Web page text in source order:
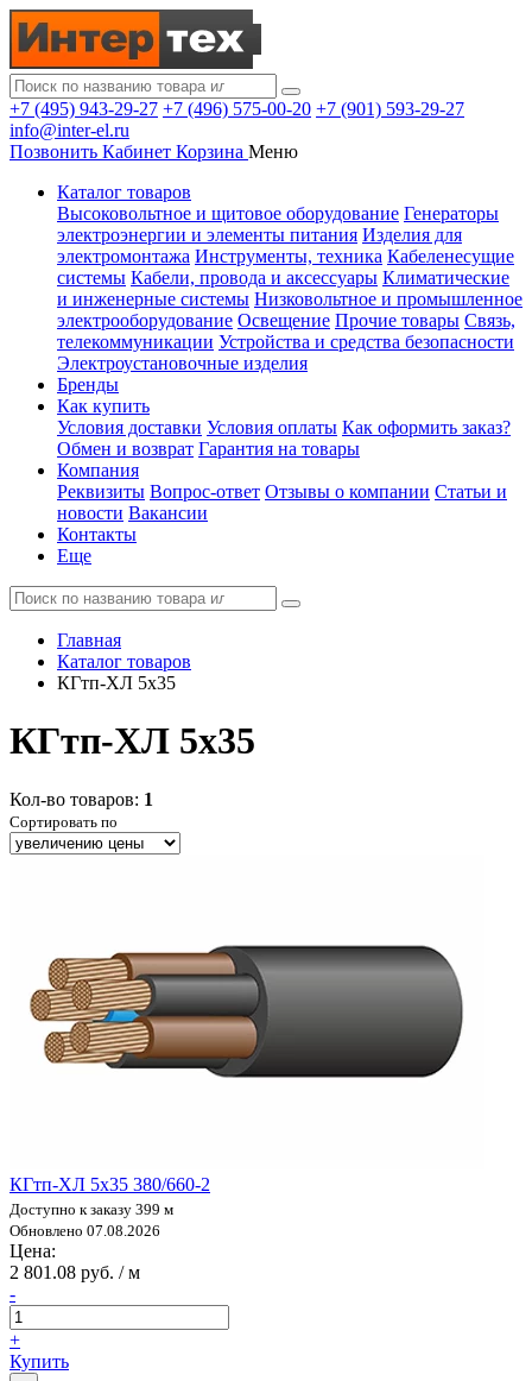
+7 (495) 943-29-27 +7 (496) 575-00-20 +7 (901) 593-29-27
info@inter-el.ru
Позвонить Кабинет Корзина Меню
Каталог товаров
Высоковольтное и щитовое оборудование Генераторы
электроэнергии и элементы питания Изделия для
электромонтажа Инструменты, техника Кабеленесущие
системы Кабели, провода и аксессуары Климатические
и инженерные системы Низковольтное и промышленное
электрооборудование Освещение Прочие товары Связь,
телекоммуникации Устройства и средства безопасности
Электроустановочные изделия
Бренды
Как купить
Условия доставки Условия оплаты Как оформить заказ?
Обмен и возврат Гарантия на товары
Компания
Реквизиты Вопрос-ответ Отзывы о компании Статьи и
новости Вакансии
Контакты
Еще
Главная
Каталог товаров
КГтп-ХЛ 5x35
КГтп-ХЛ 5x35
Кол-во товаров: 1
Сортировать по
КГтп-ХЛ 5х35 380/660-2
Доступно к заказу 399 м
Обновлено 07.08.2026
Цена:
2 801.08 руб. / м
-
+
Купить